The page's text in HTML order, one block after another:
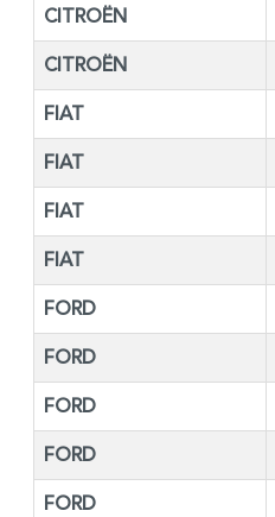
CITROËN
CITROËN
FIAT
FIAT
FIAT
FIAT
FORD
FORD
FORD
FORD
FORD